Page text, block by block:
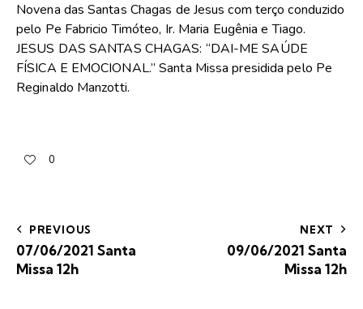
Novena das Santas Chagas de Jesus com terço conduzido
pelo Pe Fabricio Timóteo, Ir. Maria Eugênia e Tiago.
JESUS DAS SANTAS CHAGAS: “DAI-ME SAÚDE
FÍSICA E EMOCIONAL.” Santa Missa presidida pelo Pe
Reginaldo Manzotti.
0
PREVIOUS
07/06/2021 Santa
Missa 12h
NEXT
09/06/2021 Santa
Missa 12h